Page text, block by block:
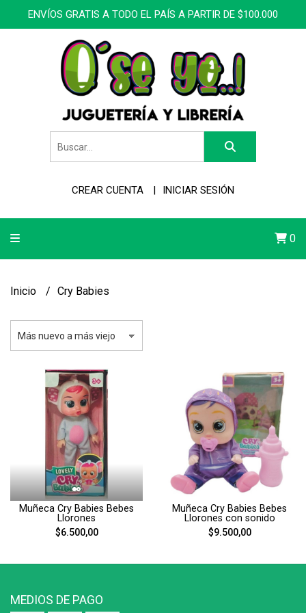
ENVÍOS GRATIS A TODO EL PAÍS A PARTIR DE $100.000
CREAR CUENTA INICIAR SESIÓN
0
Inicio Cry Babies
Muñeca Cry Babies Bebes
Llorones
$6.500,00
Muñeca Cry Babies Bebes
Llorones con sonido
$9.500,00
MEDIOS DE PAGO